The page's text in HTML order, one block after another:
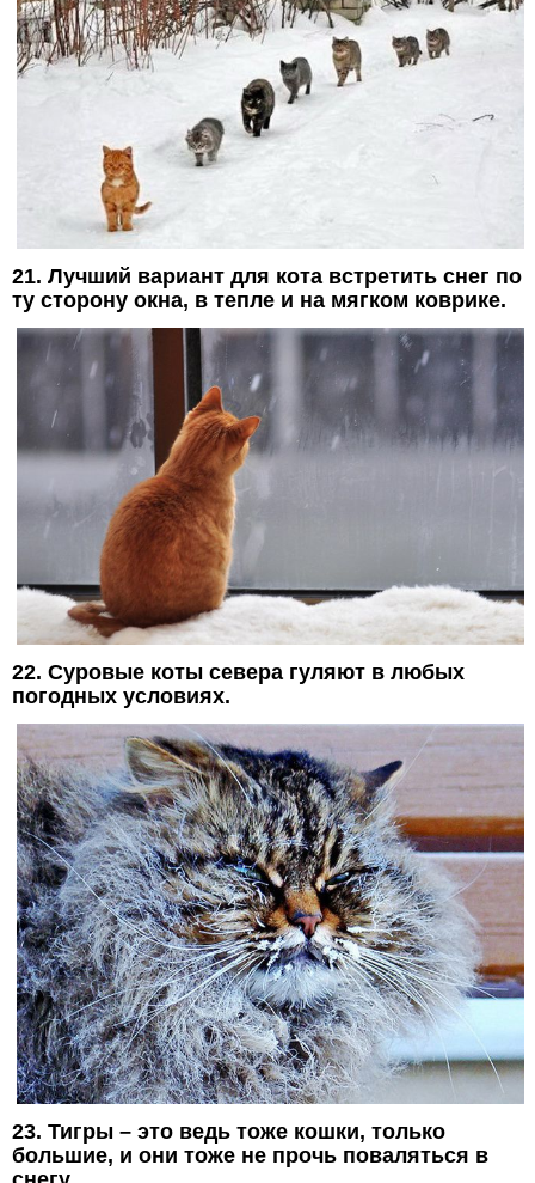
21. Лучший вариант для кота встретить снег по
ту сторону окна, в тепле и на мягком коврике.
22. Суровые коты севера гуляют в любых
погодных условиях.
23. Тигры – это ведь тоже кошки, только
большие, и они тоже не прочь поваляться в